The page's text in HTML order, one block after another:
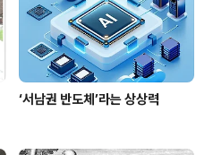
‘서남권 반도체’라는 상상력